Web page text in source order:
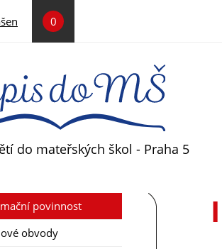
0
do mateřských škol - Praha 5
povinnost
obvody